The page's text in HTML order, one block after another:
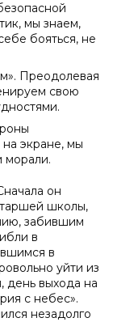
мы знаем,
бояться, не
Преодолевая
свою
экране, мы
морали.
он
школы,
забившим
в
в
уйти из
день выхода на
с небес».
незадолго